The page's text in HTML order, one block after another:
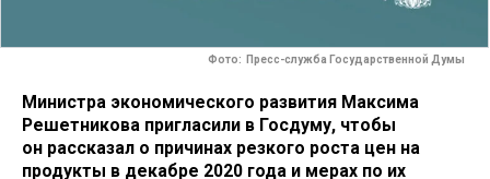
Фото: Пресс-служба Государственной Думы
Министра экономического развития Максима
Решетникова пригласили в Госдуму, чтобы
он рассказал о причинах резкого роста цен на
продукты в декабре 2020 года и мерах по их